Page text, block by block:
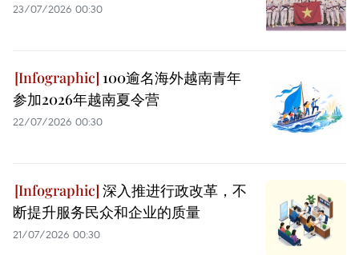
23/07/2026 00:30
100逾名海外越南青年
参加2026年越南夏令营
22/07/2026 00:30
深入推进行政改革，不
断提升服务民众和企业的质量
21/07/2026 00:30